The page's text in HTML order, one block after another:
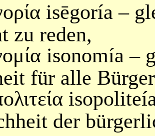
α isēgoría –
zu reden,
α isonomía –
für alle
der